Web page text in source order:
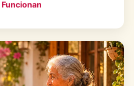
Funcionan